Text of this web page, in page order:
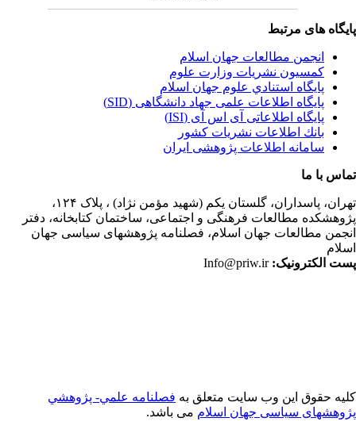
های مرتبط
انجمن مطالعات جهان اسلام
کمسیون نشریات وزارت علوم
پايگاه استنادي علوم جهان اسلام
پایگاه اطلاعات علمی جهاد دانشگاهی (SID)
پایگاه اطلاعاتی آی اس آی (ISI)
بانك اطلاعات نشريات كشور
سامانه اطلاعات پژوهشی ایران
با ما
پاسداران، گلستان یکم (شهید مؤمن نژاد) ، پلاک ۱۲۴،
مطالعات فرهنگی و اجتماعی، ساختمان کتابخانه، دفتر
مطالعات جهان اسلام، فصلنامه پژوهشهای سیاسی جهان
الکترونیک:Info@priw.ir
حقوق این وب سایت متعلق بهفصلنامه علمي- پژوهشي
سیاسی جهان اسلاممی باشد.